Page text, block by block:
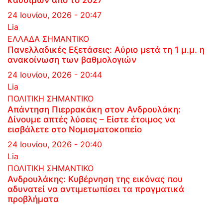
24 Ιουνίου, 2026 - 20:47
Lia
ΕΛΛΑΔΑ ΣΗΜΑΝΤΙΚΟ
Πανελλαδικές Εξετάσεις: Αύριο μετά τη 1 μ.μ. η
ανακοίνωση των βαθμολογιών
24 Ιουνίου, 2026 - 20:44
Lia
ΠΟΛΙΤΙΚΗ ΣΗΜΑΝΤΙΚΟ
Απάντηση Πιερρακάκη στον Ανδρουλάκη:
Δίνουμε απτές λύσεις – Είστε έτοιμος να
εισβάλετε στο Νομισματοκοπείο
24 Ιουνίου, 2026 - 20:40
Lia
ΠΟΛΙΤΙΚΗ ΣΗΜΑΝΤΙΚΟ
Ανδρουλάκης: Κυβέρνηση της εικόνας που
αδυνατεί να αντιμετωπίσει τα πραγματικά
προβλήματα